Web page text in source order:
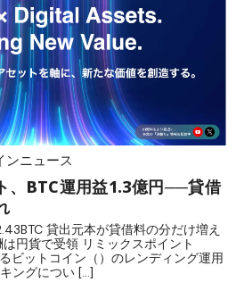
ンニュース
、BTC運用益1.3億円──貸借
貸出元本が貸借料の分だけ増え
円貨で受領 リミックスポイント
ビットコイン（）のレンディング運用
ングについ […]